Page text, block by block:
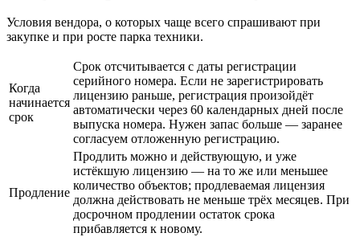
Условия вендора, о которых чаще всего спрашивают при
закупке и при росте парка техники.
Когда
начинается
срок
Срок отсчитывается с даты регистрации
серийного номера. Если не зарегистрировать
лицензию раньше, регистрация произойдёт
автоматически через 60 календарных дней после
выпуска номера. Нужен запас больше — заранее
согласуем отложенную регистрацию.
Продление
Продлить можно и действующую, и уже
истёкшую лицензию — на то же или меньшее
количество объектов; продлеваемая лицензия
должна действовать не меньше трёх месяцев. При
досрочном продлении остаток срока
прибавляется к новому.